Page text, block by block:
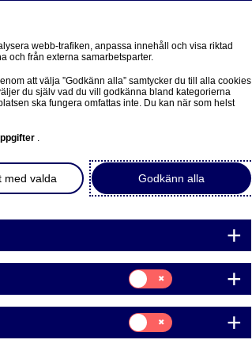
LOGGA IN
Våra tjänster
företags
webb-trafiken, anpassa innehåll och visa riktad
och från externa samarbetsparter.
att välja ”Godkänn alla” samtycker du till alla cookies
du själv vad du vill godkänna bland kategorierna
ska fungera omfattas inte. Du kan när som helst
.
Godkänn alla
med valda
Samtycke
för:
Statistik
Samtycke
för:
Marknadsföring